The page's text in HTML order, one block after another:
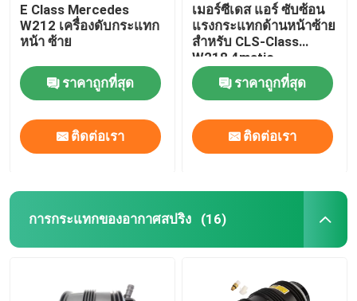
E Class Mercedes
W212 เครื่องดับกระแทก
หน้า ซ้าย
ราคาถูกที่สุด
ติดต่อเรา
เมอร์ซีเดส แอร์ ซับซ้อน
แรงกระแทกด้านหน้าซ้าย
สําหรับ CLS-Class
W218 4matic
2123201938
ราคาถูกที่สุด
ติดต่อเรา
การกระแทกของอากาศสปริง (16)